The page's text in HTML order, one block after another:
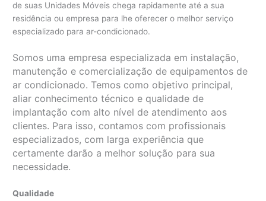
de suas Unidades Móveis chega rapidamente até a sua
residência ou empresa para lhe oferecer o melhor serviço
especializado para ar-condicionado.
Somos uma empresa especializada em instalação,
manutenção e comercialização de equipamentos de
ar condicionado. Temos como objetivo principal,
aliar conhecimento técnico e qualidade de
implantação com alto nível de atendimento aos
clientes. Para isso, contamos com profissionais
especializados, com larga experiência que
certamente darão a melhor solução para sua
necessidade.
Qualidade